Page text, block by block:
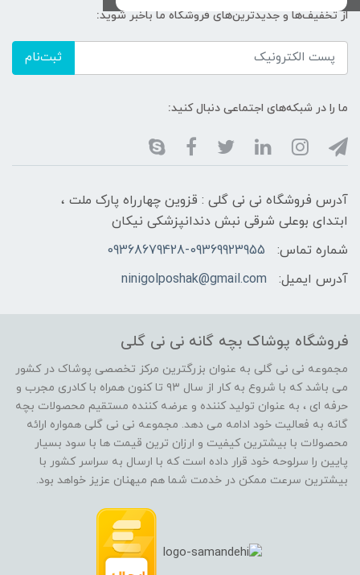
از تخفیف‌ها و جدیدترین‌های فروشگاه ما باخبر شوید:
ثبت‌نام
ما را در شبکه‌های اجتماعی دنبال کنید:
آدرس فروشگاه نی نی گلی : قزوین چهارراه پارک ملت ،
ابتدای بوعلی شرقی نبش دندانپزشکی نیکان
شماره تماس:
09368679428-09369923955
آدرس ایمیل:
ninigolposhak@gmail.com
فروشگاه پوشاک بچه گانه نی نی گلی
مجموعه نی نی گلی به عنوان بزرگترین مرکز تخصصی پوشاک در کشور
می باشد که با شروع به کار از سال ۹۳ تا کنون همراه با کادری مجرب و
حرفه ای ، به عنوان تولید کننده و عرضه کننده مستقیم محصولات بچه
گانه به فعالیت خود ادامه می دهد. مجموعه نی نی گلی همواره ارائه
محصولات با بیشترین کیفیت و ارزان ترین قیمت ها با سود بسیار
پایین را سرلوحه خود قرار داده است که با ارسال به سراسر کشور با
بیشترین سرعت ممکن در خدمت شما هم میهنان عزیز خواهد بود.